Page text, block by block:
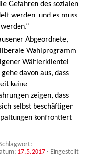
Gefahren des sozialen
werden, und es muss
Abgeordnete,
Wahlprogramm
Wählerklientel
davon aus, dass
keine
zeigen, dass
selbst beschäftigen
konfrontiert
Schlagwort:
17.5.2017 · Eingestellt